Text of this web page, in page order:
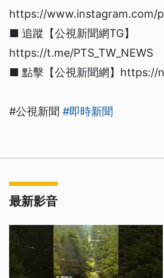
https://www.instagram.com/
■ 追蹤【公視新聞網TG】
https://t.me/PTS_TW_NEWS
■ 點擊【公視新聞網】https://
#公視新聞 #即時新聞
最新影音